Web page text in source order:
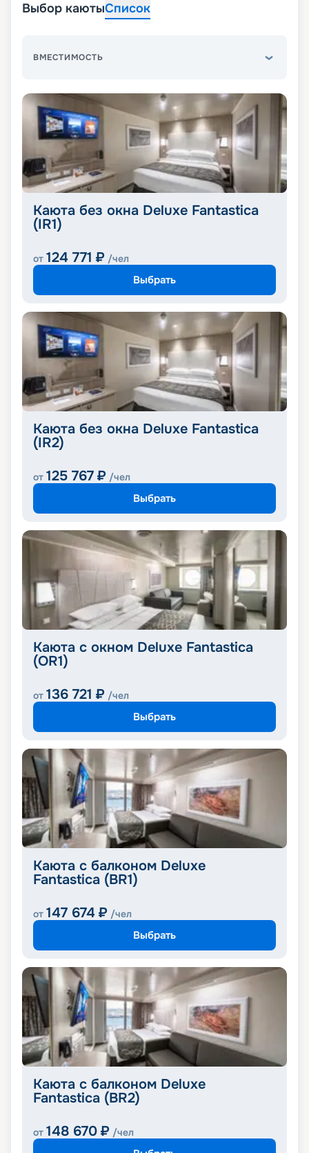
Выбор каютыСписок
ВМЕСТИМОСТЬ
Каюта без окна Deluxe Fantastica
(IR1)
от 124 771 ₽ /чел
Выбрать
Каюта без окна Deluxe Fantastica
(IR2)
от 125 767 ₽ /чел
Выбрать
Каюта с окном Deluxe Fantastica
(OR1)
от 136 721 ₽ /чел
Выбрать
Каюта с балконом Deluxe
Fantastica (BR1)
от 147 674 ₽ /чел
Выбрать
Каюта с балконом Deluxe
Fantastica (BR2)
от 148 670 ₽ /чел